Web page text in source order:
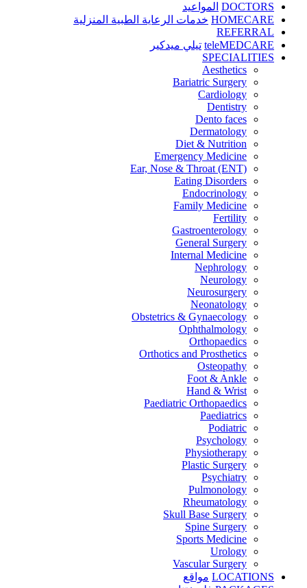
DOCTORS المواعيد
HOMECARE خدمات الرعاية الطبية المنزلية
REFERRAL
teleMEDCARE تيلي ميدكير
SPECIALITIES
Aesthetics
Bariatric Surgery
Cardiology
Dentistry
Dento faces
Dermatology
Diet & Nutrition
Emergency Medicine
Ear, Nose & Throat (ENT)
Eating Disorders
Endocrinology
Family Medicine
Fertility
Gastroenterology
General Surgery
Internal Medicine
Nephrology
Neurology
Neurosurgery
Neonatology
Obstetrics & Gynaecology
Ophthalmology
Orthopaedics
Orthotics and Prosthetics
Osteopathy
Foot & Ankle
Hand & Wrist
Paediatric Orthopaedics
Paediatrics
Podiatric
Psychology
Physiotherapy
Plastic Surgery
Psychiatry
Pulmonology
Rheumatology
Skull Base Surgery
Spine Surgery
Sports Medicine
Urology
Vascular Surgery
LOCATIONS مواقع